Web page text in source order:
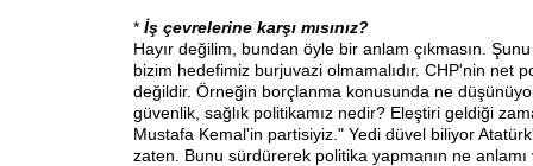
* İş çevrelerine karşı mısınız?
Hayır değilim, bundan öyle bir anlam çıkmasın.
bizim hedefimiz burjuvazi olmamalıdır. CHP'nin net
değildir. Örneğin borçlanma konusunda ne
güvenlik, sağlık politikamız nedir? Eleştiri geldiği
Mustafa Kemal'in partisiyiz." Yedi düvel biliyor
zaten. Bunu sürdürerek politika yapmanın ne